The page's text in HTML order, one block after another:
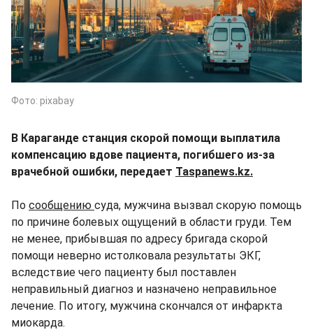
Фото: pixabay
В Караганде станция скорой помощи выплатила
компенсацию вдове пациента, погибшего из-за
врачебной ошибки, передает Taspanews.kz.
По сообщению суда, мужчина вызвал скорую помощь
по причине болевых ощущений в области груди. Тем
не менее, прибывшая по адресу бригада скорой
помощи неверно истолковала результаты ЭКГ,
вследствие чего пациенту был поставлен
неправильный диагноз и назначено неправильное
лечение. По итогу, мужчина скончался от инфаркта
миокарда.